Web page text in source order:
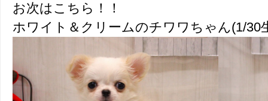
お次はこちら！！
ホワイト＆クリームのチワワちゃん(1/30